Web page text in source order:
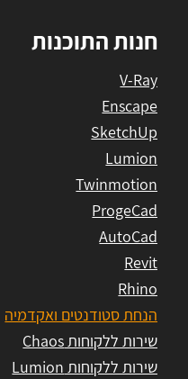
חנות התוכנות
V-Ray
Enscape
SketchUp
Lumion
Twinmotion
ProgeCad
AutoCad
Revit
Rhino
הנחת סטודנטים ואקדמיה
שירות ללקוחות Chaos
שירות ללקוחות Lumion